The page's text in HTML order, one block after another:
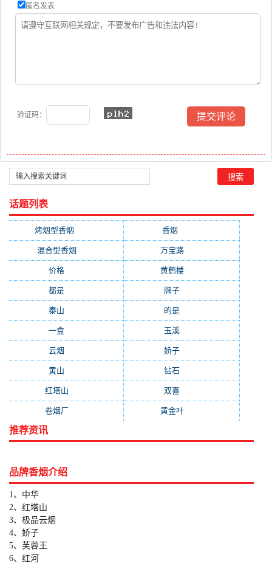
匿名发表
验证码：
话题列表
烤烟型香烟 香烟
混合型香烟 万宝路(331)
价格 黄鹤楼(315)
都是 牌子
泰山 的是
一盒 玉溪
云烟 娇子
黄山 钻石
红塔山 双喜
卷烟厂(154) 黄金叶(151)
推荐资讯
品牌香烟介绍
1、中华
2、红塔山
3、极品云烟
4、娇子
5、芙蓉王
6、红河